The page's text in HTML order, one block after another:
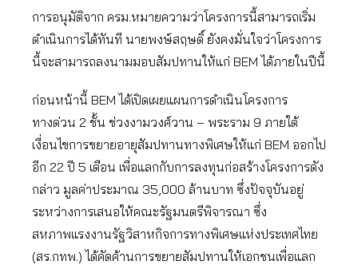
การอนุมัติจาก ครม.หมายความว่าโครงการนี้สามารถเริ่ม
ดำเนินการได้ทันที นายพงษ์สฤษดิ์ ยังคงมั่นใจว่าโครงการ
นี้จะสามารถลงนามมอบสัมปทานให้แก่ BEM ได้ภายในปีนี้
ก่อนหน้านี้ BEM ได้เปิดเผยแผนการดำเนินโครงการ
ทางด่วน 2 ชั้น ช่วงงามวงศ์วาน – พระราม 9 ภายใต้
เงื่อนไขการขยายอายุสัมปทานทางพิเศษให้แก่ BEM ออกไป
อีก 22 ปี 5 เดือน เพื่อแลกกับการลงทุนก่อสร้างโครงการดัง
กล่าว มูลค่าประมาณ 35,000 ล้านบาท ซึ่งปัจจุบันอยู่
ระหว่างการเสนอให้คณะรัฐมนตรีพิจารณา ซึ่ง
สหภาพแรงงานรัฐวิสาหกิจการทางพิเศษแห่งประเทศไทย
(สร.กทพ.) ได้คัดค้านการขยายสัมปทานให้เอกชนเพื่อแลก